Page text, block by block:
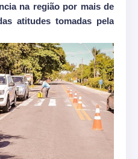
na região por mais de
atitudes tomadas pela